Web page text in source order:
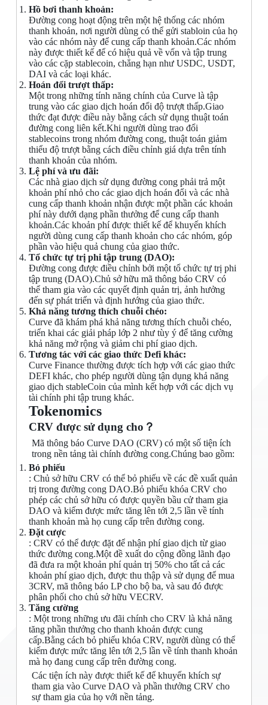
Hồ bơi thanh khoản:
Đường cong hoạt động trên một hệ thống các nhóm
thanh khoản, nơi người dùng có thể gửi stabloin của họ
vào các nhóm này để cung cấp thanh khoản.Các nhóm
này được thiết kế để có hiệu quả về vốn và tập trung
vào các cặp stablecoin, chẳng hạn như USDC, USDT,
DAI và các loại khác.
Hoán đổi trượt thấp:
Một trong những tính năng chính của Curve là tập
trung vào các giao dịch hoán đổi độ trượt thấp.Giao
thức đạt được điều này bằng cách sử dụng thuật toán
đường cong liên kết.Khi người dùng trao đổi
stablecoins trong nhóm đường cong, thuật toán giảm
thiểu độ trượt bằng cách điều chỉnh giá dựa trên tính
thanh khoản của nhóm.
Lệ phí và ưu đãi:
Các nhà giao dịch sử dụng đường cong phải trả một
khoản phí nhỏ cho các giao dịch hoán đổi và các nhà
cung cấp thanh khoản nhận được một phần các khoản
phí này dưới dạng phần thưởng để cung cấp thanh
khoản.Các khoản phí được thiết kế để khuyến khích
người dùng cung cấp thanh khoản cho các nhóm, góp
phần vào hiệu quả chung của giao thức.
Tổ chức tự trị phi tập trung (DAO):
Đường cong được điều chỉnh bởi một tổ chức tự trị phi
tập trung (DAO).Chủ sở hữu mã thông báo CRV có
thể tham gia vào các quyết định quản trị, ảnh hưởng
đến sự phát triển và định hướng của giao thức.
Khả năng tương thích chuỗi chéo:
Curve đã khám phá khả năng tương thích chuỗi chéo,
triển khai các giải pháp lớp 2 như tùy ý để tăng cường
khả năng mở rộng và giảm chi phí giao dịch.
Tương tác với các giao thức Defi khác:
Curve Finance thường được tích hợp với các giao thức
DEFI khác, cho phép người dùng tận dụng khả năng
giao dịch stableCoin của mình kết hợp với các dịch vụ
tài chính phi tập trung khác.
Tokenomics
CRV được sử dụng cho？
Mã thông báo Curve DAO (CRV) có một số tiện ích
trong nền tảng tài chính đường cong.Chúng bao gồm:
Bỏ phiếu
: Chủ sở hữu CRV có thể bỏ phiếu về các đề xuất quản
trị trong đường cong DAO.Bỏ phiếu khóa CRV cho
phép các chủ sở hữu có được quyền bầu cử tham gia
DAO và kiếm được mức tăng lên tới 2,5 lần về tính
thanh khoản mà họ cung cấp trên đường cong.
Đặt cược
: CRV có thể được đặt để nhận phí giao dịch từ giao
thức đường cong.Một đề xuất do cộng đồng lãnh đạo
đã đưa ra một khoản phí quản trị 50% cho tất cả các
khoản phí giao dịch, được thu thập và sử dụng để mua
3CRV, mã thông báo LP cho bộ ba, và sau đó được
phân phối cho chủ sở hữu VECRV.
Tăng cường
: Một trong những ưu đãi chính cho CRV là khả năng
tăng phần thưởng cho thanh khoản được cung
cấp.Bằng cách bỏ phiếu khóa CRV, người dùng có thể
kiếm được mức tăng lên tới 2,5 lần về tính thanh khoản
mà họ đang cung cấp trên đường cong.
Các tiện ích này được thiết kế để khuyến khích sự
tham gia vào Curve DAO và phần thưởng CRV cho
sự tham gia của họ với nền tảng.